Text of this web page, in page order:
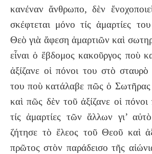
κανέναν ἄνθρωπο, δὲν
σκέφτεται μόνο τίς ἁμαρτίες
Θεὸ γιὰ ἄφεση ἁμαρτιῶν καὶ
εἶναι ὁ ἕβδομος κακοῦργος ποὺ
ἀξίζανε οἱ πόνοι του στὸ σταυρὸ
του ποὺ κατάλαβε πῶς ὁ
καὶ πῶς δὲν τοῦ ἀξίζανε οἱ
τίς ἁμαρτίες τῶν ἄλλων γι’
ζήτησε τὸ ἔλεος τοῦ Θεοῦ καὶ
πρῶτος στὸν παράδεισο τῆς